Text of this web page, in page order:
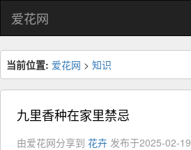
爱花网
当前位置: 爱花网 > 知识
九里香种在家里禁忌
由爱花网分享到 花卉 发布于2025-02-19